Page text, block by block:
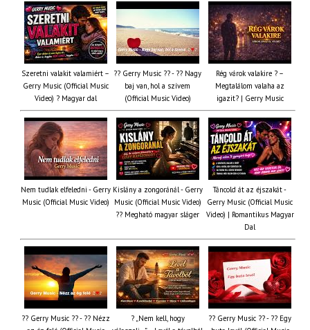
Szeretni valakit valamiért –
Gerry Music (Official Music
Video) ? Magyar dal
?? Gerry Music ?? - ?? Nagy
baj van, hol a szívem
(Official Music Video)
Rég várok valakire ? –
Megtalálom valaha az
igazit? | Gerry Music
Nem tudlak elfeledni - Gerry
Music (Official Music Video)
Kislány a zongoránál - Gerry
Music (Official Music Video)
?? Megható magyar sláger
Táncold át az éjszakát -
Gerry Music (Official Music
Video) | Romantikus Magyar
Dal
?? Gerry Music ?? - ?? Nézz
? „Nem kell, hogy
?? Gerry Music ?? - ?? Egy